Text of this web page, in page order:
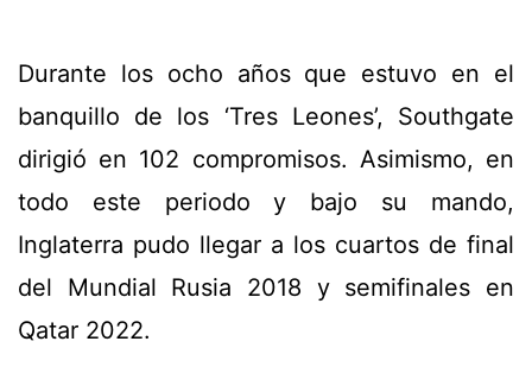
Durante los ocho años que estuvo en el
banquillo de los ‘Tres Leones’, Southgate
dirigió en 102 compromisos. Asimismo, en
todo este periodo y bajo su mando,
Inglaterra pudo llegar a los cuartos de final
del Mundial Rusia 2018 y semifinales en
Qatar 2022.